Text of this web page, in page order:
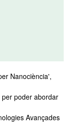
Nanociència',
poder abordar
Avançades